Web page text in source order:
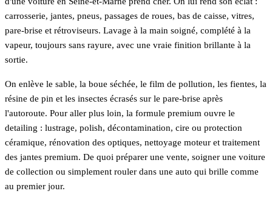
carrosserie, jantes, pneus, passages de roues, bas de caisse, vitres,
pare-brise et rétroviseurs. Lavage à la main soigné, complété à la
vapeur, toujours sans rayure, avec une vraie finition brillante à la
sortie.
On enlève le sable, la boue séchée, le film de pollution, les fientes, la
résine de pin et les insectes écrasés sur le pare-brise après
l'autoroute. Pour aller plus loin, la formule premium ouvre le
detailing : lustrage, polish, décontamination, cire ou protection
céramique, rénovation des optiques, nettoyage moteur et traitement
des jantes premium. De quoi préparer une vente, soigner une voiture
de collection ou simplement rouler dans une auto qui brille comme
au premier jour.